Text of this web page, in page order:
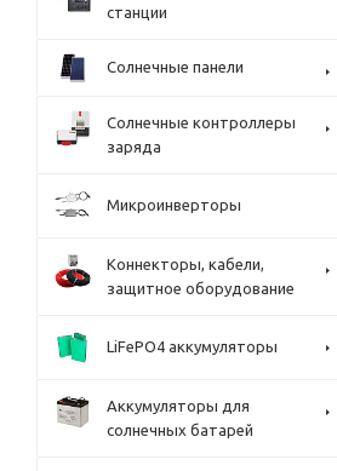
станции
Солнечные панели
Солнечные контроллеры
заряда
Микроинверторы
Коннекторы, кабели,
защитное оборудование
LiFePO4 аккумуляторы
Аккумуляторы для
солнечных батарей